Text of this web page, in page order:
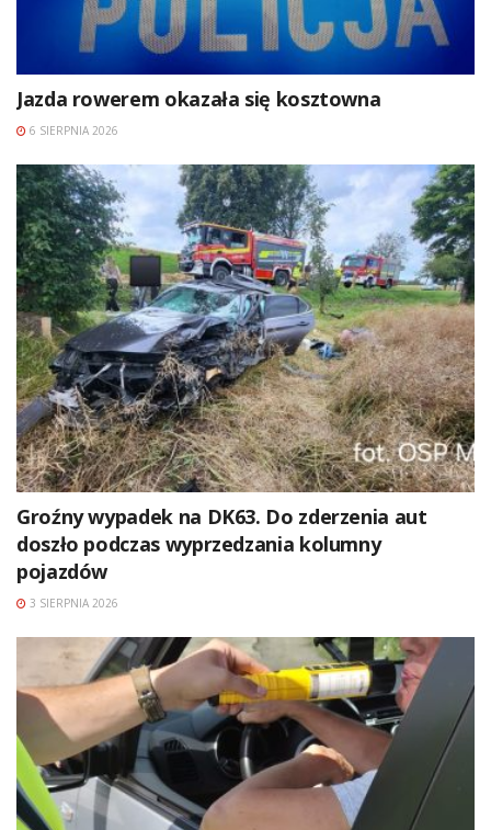
Jazda rowerem okazała się kosztowna
6 SIERPNIA 2026
Groźny wypadek na DK63. Do zderzenia aut
doszło podczas wyprzedzania kolumny
pojazdów
3 SIERPNIA 2026